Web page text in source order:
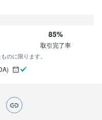
85%
取引完了率
のに限ります。